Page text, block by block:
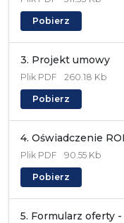
Pobierz
3. Projekt umowy
Plik PDF 260.18 Kb
Pobierz
4. Oświadczenie
Plik PDF 90.55 Kb
Pobierz
5. Formularz oferty